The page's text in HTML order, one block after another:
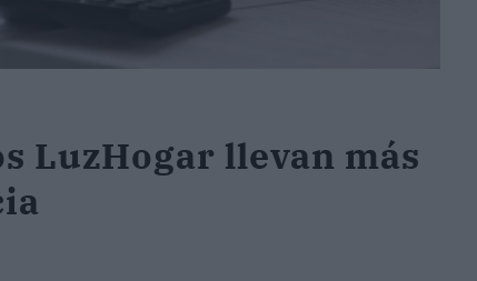
LuzHogar llevan más